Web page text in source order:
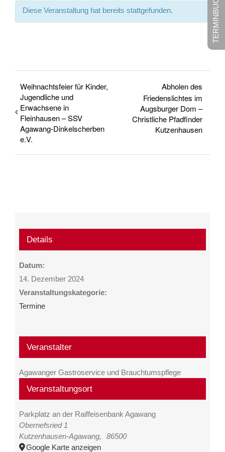
Diese Veranstaltung hat bereits stattgefunden.
Weihnachtsfeier für Kinder,
Jugendliche und
Erwachsene in
Fleinhausen – SSV
Agawang-Dinkelscherben
e.V.
Abholen des
Friedenslichtes im
Augsburger Dom –
Christliche Pfadfinder
Kutzenhausen
Details
Datum:
14. Dezember 2024
Veranstaltungskategorie:
Termine
Veranstaltungsort
Parkplatz an der Raiffeisenbank Agawang
Obernefsried 1
Kutzenhausen-Agawang,
86500
Google Karte anzeigen
Veranstalter
Agawanger Gastroservice und Brauchtumspflege